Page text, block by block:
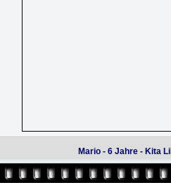
Mario - 6 Jahre - Kita